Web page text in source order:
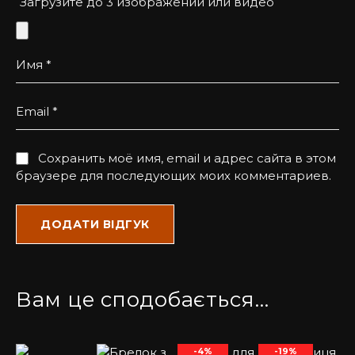
Имя *
Email *
Сохранить моё имя, email и адрес сайта в этом
браузере для последующих моих комментариев.
Вам це сподобається…
-4% -19%